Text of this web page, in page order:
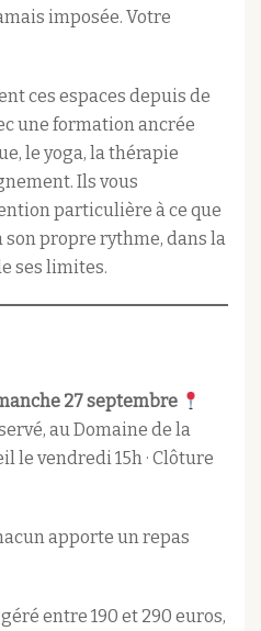
imposée. Votre
ces espaces depuis de
une formation ancrée
le yoga, la thérapie
Ils vous
particulière à ce que
son propre rythme, dans la
ses limites.
27 septembre
au Domaine de la
le vendredi 15h · Clôture
apporte un repas
entre 190 et 290 euros,